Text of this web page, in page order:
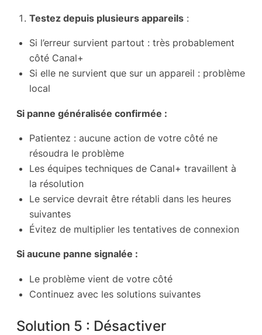
Testez depuis plusieurs appareils :
Si l’erreur survient partout : très probablement
côté Canal+
Si elle ne survient que sur un appareil : problème
local
Si panne généralisée confirmée :
Patientez : aucune action de votre côté ne
résoudra le problème
Les équipes techniques de Canal+ travaillent à
la résolution
Le service devrait être rétabli dans les heures
suivantes
Évitez de multiplier les tentatives de connexion
Si aucune panne signalée :
Le problème vient de votre côté
Continuez avec les solutions suivantes
Solution 5 : Désactiver